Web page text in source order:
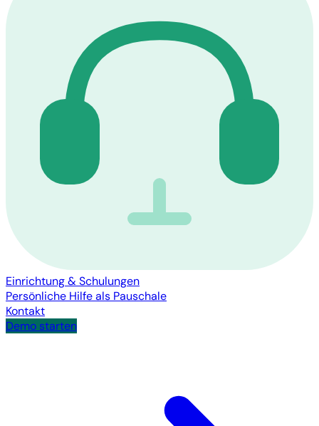
Einrichtung & Schulungen
Persönliche Hilfe als Pauschale
Kontakt
Demo starten